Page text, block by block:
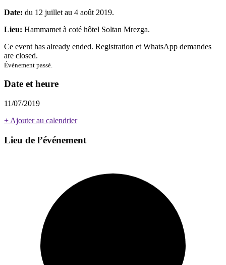
Date: du 12 juillet au 4 août 2019.
Lieu: Hammamet à coté hôtel Soltan Mrezga.
Ce event has already ended. Registration et WhatsApp demandes
are closed.
Événement passé.
Date et heure
11/07/2019
+ Ajouter au calendrier
Lieu de l’événement